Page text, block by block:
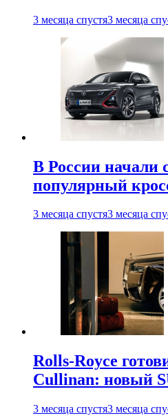
3 месяца спустя3 месяца
В России начали
популярный
3 месяца спустя3 месяца
Rolls-Royce
Cullinan: новый
3 месяца спустя3 месяца